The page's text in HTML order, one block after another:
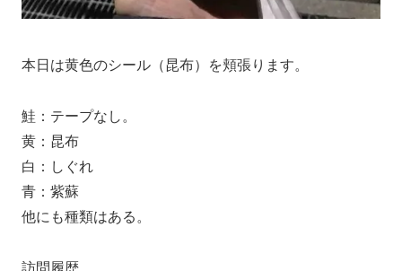
本日は黄色のシール（昆布）を頬張ります。
鮭：テープなし。
黄：昆布
白：しぐれ
青：紫蘇
他にも種類はある。
訪問履歴